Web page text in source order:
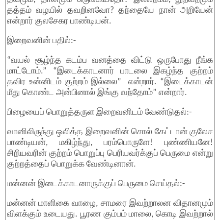
தத்தம் வழயில் தவறினவோ? தந்தையே நான் அறியேன்
என்றார் குலசேகர பாண்டியன்.
இறைவனின் பதில்:-
“வயல் சூழ்ந்த கடம்ப வனத்தை விட்டு ஒருபோது நீங்க
மாட்டோம்.” “இடைக்காடனார் பாடலை இகழ்ந்த குற்றம்
தவிர உன்னிடம் குற்றம் இல்லை” என்றார். “இடைக்காடன்
மீது கொண்ட அன்பினால் இங்கு வந்தோம்” என்றார்.
பிழையைப் பொறுத்தருள இறைவனிடம் வேண்டுதல்:-
வானிலிருந்து ஒலித்த இறைவனின் சொல் கேட்டான் குலேச
பாண்டியன், மகிழ்ந்து, பரம்பொருளே! புண்ணியனே!
சிறியவரின் குற்றம் பொறுப்பு பெரியவர்க்குப் பெருமை என்று
குற்றத்தைப் பொறுக்க வேண்டினான்.
மன்னன் இடைக்காடனாருக்குப் பெருமை செய்தல்:-
மன்னன் மாளிகை வாழை, சாமரை இவற்றாலன விதானமும்
விளக்கும் உடையது. பூரண கும்பம் மாலை, கொடி இவற்றால்